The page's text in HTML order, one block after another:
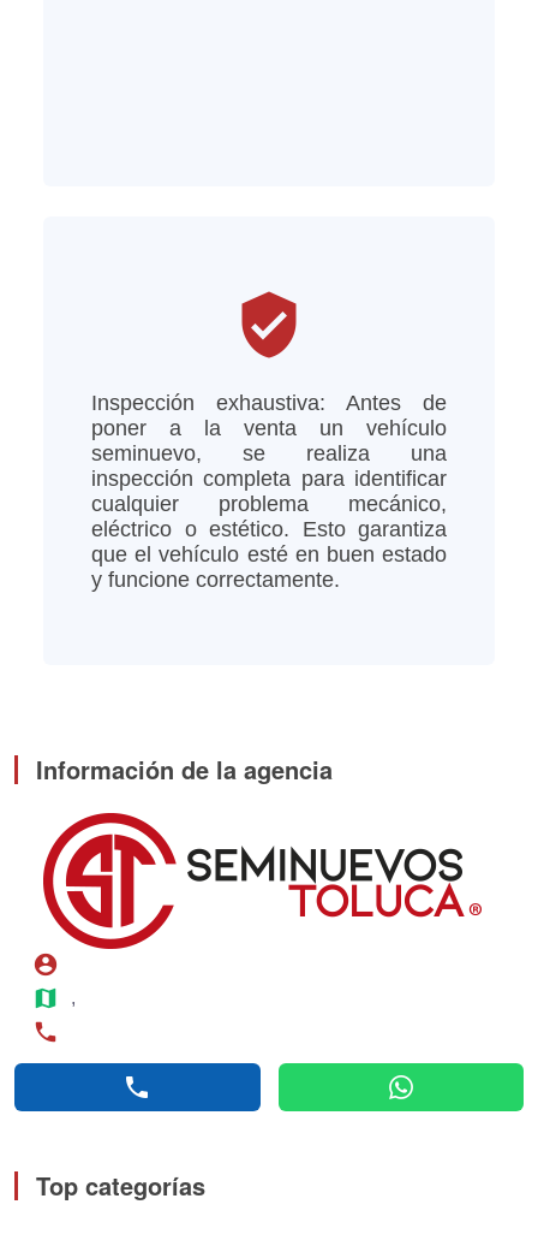
verified_user
Inspección exhaustiva: Antes de
poner a la venta un vehículo
seminuevo, se realiza una
inspección completa para identificar
cualquier problema mecánico,
eléctrico o estético. Esto garantiza
que el vehículo esté en buen estado
y funcione correctamente.
Información de la agencia
account_circle
map
,
phone
phone whatsapp
Top categorías